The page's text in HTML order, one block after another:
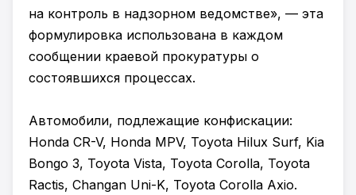
на контроль в надзорном ведомстве», — эта
формулировка использована в каждом
сообщении краевой прокуратуры о
состоявшихся процессах.
Автомобили, подлежащие конфискации:
Honda CR-V, Honda MPV, Toyota Hilux Surf, Kia
Bongo 3, Toyota Vista, Toyota Corolla, Toyota
Ractis, Changan Uni-K, Toyota Corolla Axio.